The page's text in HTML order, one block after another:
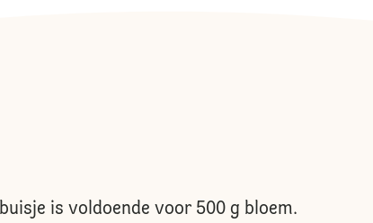
is voldoende voor 500 g bloem.